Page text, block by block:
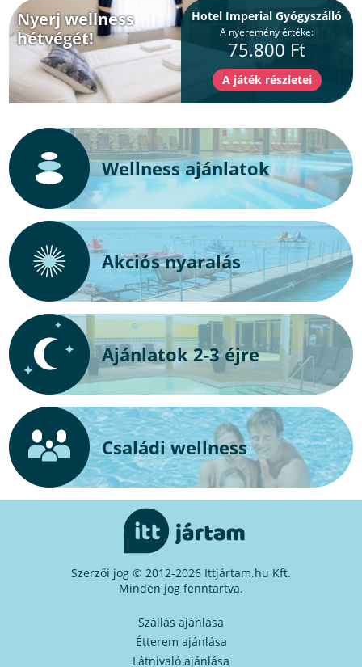
Nyerj wellness
hétvégét!
Hotel Imperial Gyógyszálló
A nyeremény értéke:
75.800 Ft
Wellness ajánlatok
Akciós nyaralás
Ajánlatok 2-3 éjre
Családi wellness
Szerzői jog © 2012-2026 Ittjártam.hu Kft.
Minden jog fenntartva.
Szállás ajánlása
Étterem ajánlása
Látnivaló ajánlása